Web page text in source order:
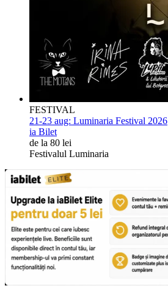
FESTIVAL
21-23 aug: Luminaria Festival 2026
ia Bilet
de la 80 lei
Festivalul Luminaria